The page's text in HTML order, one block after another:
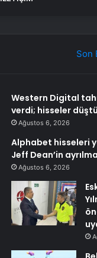
Son
Western Digital
verdi; hisseler düştü
Ağustos 6, 2026
Alphabet hisseleri
Jeff Dean’in
Ağustos 6, 2026